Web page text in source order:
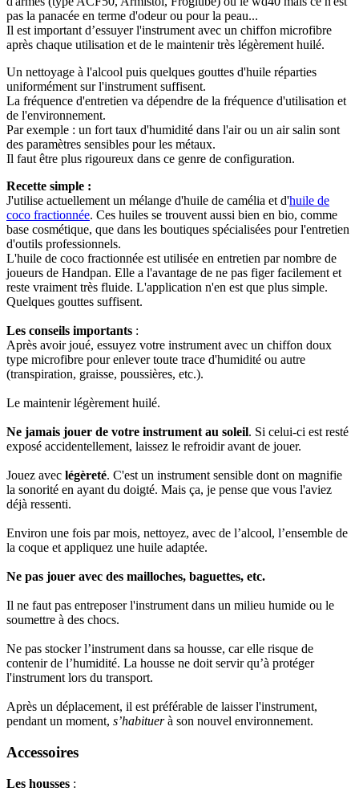
pas la panacée en terme d'odeur ou pour la peau...
Il est important d’essuyer l'instrument avec un chiffon microfibre
après chaque utilisation et de le maintenir très légèrement huilé.
Un nettoyage à l'alcool puis quelques gouttes d'huile réparties
uniformément sur l'instrument suffisent.
La fréquence d'entretien va dépendre de la fréquence d'utilisation et
de l'environnement.
Par exemple : un fort taux d'humidité dans l'air ou un air salin sont
des paramètres sensibles pour les métaux.
Il faut être plus rigoureux dans ce genre de configuration.
Recette simple :
J'utilise actuellement un mélange d'huile de camélia et d'huile de
coco fractionnée. Ces huiles se trouvent aussi bien en bio, comme
base cosmétique, que dans les boutiques spécialisées pour l'entretien
d'outils professionnels.
L'huile de coco fractionnée est utilisée en entretien par nombre de
joueurs de Handpan. Elle a l'avantage de ne pas figer facilement et
reste vraiment très fluide. L'application n'en est que plus simple.
Quelques gouttes suffisent.
Les conseils importants :
Après avoir joué, essuyez votre instrument avec un chiffon doux
type microfibre pour enlever toute trace d'humidité ou autre
(transpiration, graisse, poussières, etc.).
Le maintenir légèrement huilé.
Ne jamais jouer de votre instrument au soleil. Si celui-ci est resté
exposé accidentellement, laissez le refroidir avant de jouer.
Jouez avec légèreté. C'est un instrument sensible dont on magnifie
la sonorité en ayant du doigté. Mais ça, je pense que vous l'aviez
déjà ressenti.
Environ une fois par mois, nettoyez, avec de l’alcool, l’ensemble de
la coque et appliquez une huile adaptée.
Ne pas jouer avec des mailloches, baguettes, etc.
Il ne faut pas entreposer l'instrument dans un milieu humide ou le
soumettre à des chocs.
Ne pas stocker l’instrument dans sa housse, car elle risque de
contenir de l’humidité. La housse ne doit servir qu’à protéger
l'instrument lors du transport.
Après un déplacement, il est préférable de laisser l'instrument,
pendant un moment, s’habituerà son nouvel environnement.
Accessoires
Les housses :